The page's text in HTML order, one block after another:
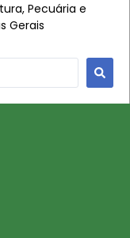
Pecuária e
Gerais